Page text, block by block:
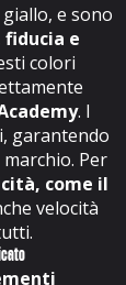
e sono
e
colori
. I
garantendo
Per
come il
velocità